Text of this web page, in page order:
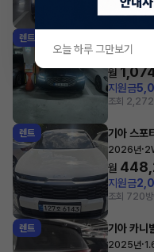
조회 3,434
렌트
2025년
월
지원금
조회 2,272
렌트 기아 스포
2026년·
월
지원금
조회 720
렌트 기아 카니
2025년·
오늘 하루 그만보기